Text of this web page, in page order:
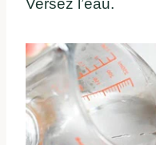
Versez l’eau.